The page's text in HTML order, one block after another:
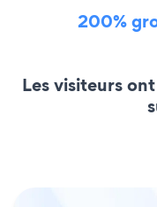
200%
Les visiteurs